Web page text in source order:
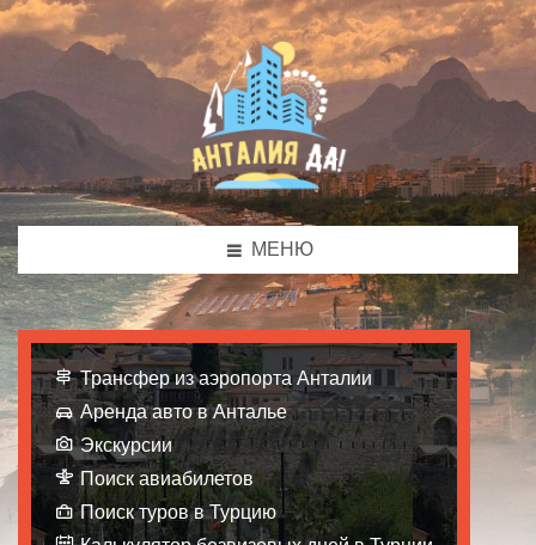
МЕНЮ
Трансфер из аэропорта Анталии
Аренда авто в Анталье
Экскурсии
Поиск авиабилетов
Поиск туров в Турцию